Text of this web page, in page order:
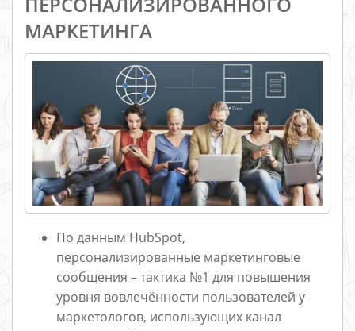
МАРКЕТИНГА
По данным HubSpot,
персонализированные маркетинговые
сообщения – тактика №1 для повышения
уровня вовлечённости пользователей у
маркетологов, использующих канал